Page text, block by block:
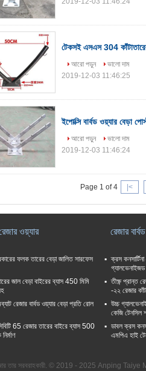
টেকসই এসএস 304
আরো পড়ুন
ভালো দাম
2019-12-03 11:46:25
ইপোক্সি বার্বড ওয়্যার বেড়া
আরো পড়ুন
ভালো দাম
2019-12-03 11:46:24
Page 1 of 4 |<
ওয়্যার
ফলক তারের বেড়া জালিত সারফেস
জাল বেড়া বাইরের ব্যাস 450 মিমি
রেজার বার্বড ওয়্যার বেড়া প্রতি রোল
65 রেজার তারের বাইরে ব্যাস 500
রেজার
ক্রস
তীক্ষ্ণ প্রান্ত
-২২ রেজার
উচ্চ
কেজি টেনসিল
ডাবল ক্রস
এমপিএ হাই
রেজার তার সরবরাহকারী. © 2019 - 2025